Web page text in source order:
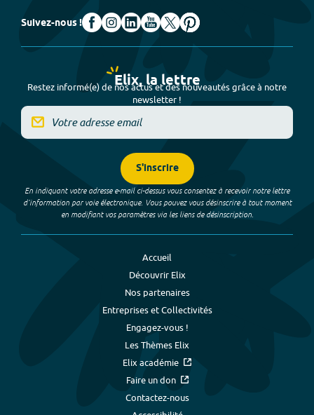
Suivez-nous !
Elix, la lettre
Restez informé(e) de nos actus et des nouveautés grâce à notre
newsletter !
S'inscrire
En indiquant votre adresse e-mail ci-dessus vous consentez à recevoir notre lettre
d’information par voie électronique. Vous pouvez vous désinscrire à tout moment
en modifiant vos paramètres via les liens de désinscription.
Accueil
Découvrir Elix
Nos partenaires
Entreprises et Collectivités
Engagez-vous !
Les Thèmes Elix
Elix académie
Faire un don
Contactez-nous